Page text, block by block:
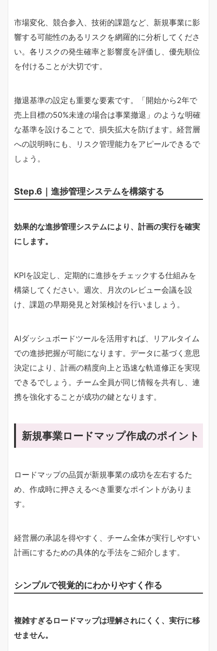
市場変化、競合参入、技術的課題など、新規事業に影
響する可能性のあるリスクを網羅的に分析してくださ
い。各リスクの発生確率と影響度を評価し、優先順位
を付けることが大切です。
撤退基準の設定も重要な要素です。「開始から2年で
売上目標の50%未達の場合は事業撤退」のような明確
な基準を設けることで、損失拡大を防げます。経営層
への説明時にも、リスク管理能力をアピールできるで
しょう。
Step.6｜進捗管理システムを構築する
効果的な進捗管理システムにより、計画の実行を確実
にします。
KPIを設定し、定期的に進捗をチェックする仕組みを
構築してください。週次、月次のレビュー会議を設
け、課題の早期発見と対策検討を行いましょう。
AIダッシュボードツールを活用すれば、リアルタイム
での進捗把握が可能になります。データに基づく意思
決定により、計画の精度向上と迅速な軌道修正を実現
できるでしょう。チーム全員が同じ情報を共有し、連
携を強化することが成功の鍵となります。
新規事業ロードマップ作成のポイント
ロードマップの品質が新規事業の成功を左右するた
め、作成時に押さえるべき重要なポイントがありま
す。
経営層の承認を得やすく、チーム全体が実行しやすい
計画にするための具体的な手法をご紹介します。
シンプルで視覚的にわかりやすく作る
複雑すぎるロードマップは理解されにくく、実行に移
せません。